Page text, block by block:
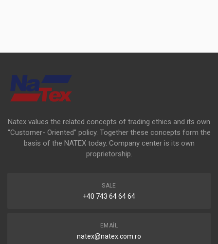
Natex values the related concepts of trading ethics and its own
“Customer- Oriented” policy. Together these concepts form the
basis of the NATEX today. Company center is its own
proprietorship.
SALE
+40 743 64 64 64
EMAIL
natex@natex.com.ro